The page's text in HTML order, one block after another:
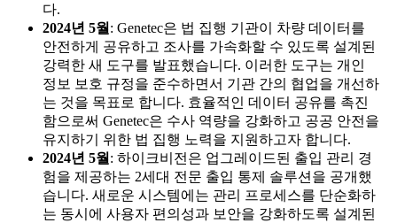
다.
2024년 5월 : Genetec은 법 집행 기관이 차량 데이터를
안전하게 공유하고 조사를 가속화할 수 있도록 설계된
강력한 새 도구를 발표했습니다. 이러한 도구는 개인
정보 보호 규정을 준수하면서 기관 간의 협업을 개선하
는 것을 목표로 합니다. 효율적인 데이터 공유를 촉진
함으로써 Genetec은 수사 역량을 강화하고 공공 안전을
유지하기 위한 법 집행 노력을 지원하고자 합니다.
2024년 5월 : 하이크비전은 업그레이드된 출입 관리 경
험을 제공하는 2세대 전문 출입 통제 솔루션을 공개했
습니다. 새로운 시스템에는 관리 프로세스를 단순화하
는 동시에 사용자 편의성과 보안을 강화하도록 설계된